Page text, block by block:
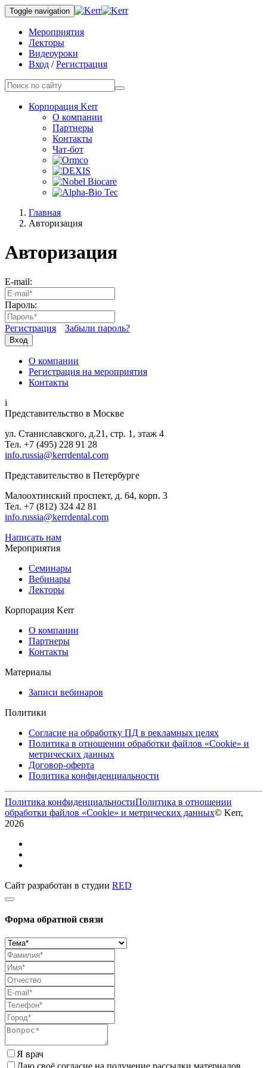
Toggle navigation
Мероприятия
Лекторы
Видеоуроки
Вход /Регистрация
Корпорация Kerr
О компании
Партнеры
Контакты
Чат-бот
Главная
Авторизация
Авторизация
E-mail:
Пароль:
Регистрация Забыли пароль?
Вход
О компании
Регистрация на мероприятия
Контакты
i
Представительство в Москве
ул. Станиславского, д.21, стр. 1, этаж 4
Тел. +7 (495) 228 91 28
info.russia@kerrdental.com
Представительство в Петербурге
Малоохтинский проспект, д. 64, корп. 3
Тел. +7 (812) 324 42 81
info.russia@kerrdental.com
Написать нам
Мероприятия
Семинары
Вебинары
Лекторы
Корпорация Kerr
О компании
Партнеры
Контакты
Материалы
Записи вебинаров
Политики
Согласие на обработку ПД в рекламных целях
Политика в отношении обработки файлов «Cookie» и
метрических данных
Договор-оферта
Политика конфиденциальности
Политика конфиденциальностиПолитика в отношении
обработки файлов «Cookie» и метрических данных© Kerr,
2026
Сайт разработан в студии RED
Форма обратной связи
Я врач